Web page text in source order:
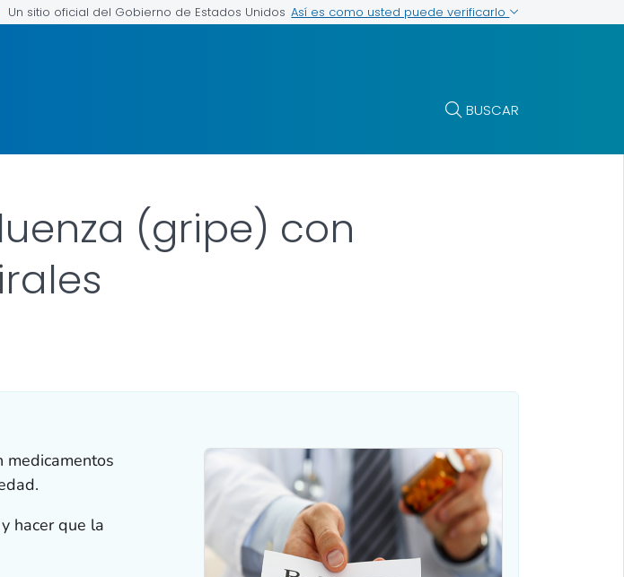
Un sitio oficial del Gobierno de Estados Unidos Así es como usted puede verificarlo
BUSCAR
(gripe) con
medicamentos
hacer que la